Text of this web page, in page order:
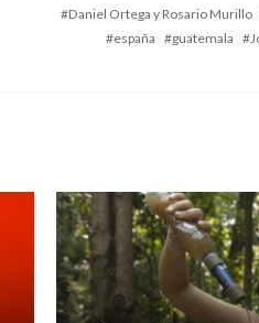
Daniel Ortega y Rosario Murillo
españa
guatemala